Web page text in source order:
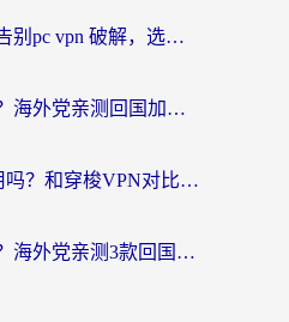
海外党避坑指南：告别pc vpn 破解，选对回国加速器轻松访问国内资源
穿梭和海龟哪个好？海外党亲测回国加速器，附电脑免费VPN推荐
Quickback VPN好用吗？和穿梭VPN对比哪个回国效果更好？海外党必看的真实测评与选择指南
穿梭和快喵好用吗？海外党亲测3款回国加速器，附日本回国VPN避坑指南